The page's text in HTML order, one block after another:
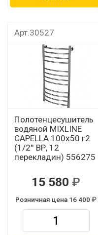
Арт.30527
Полотенцесушитель
водяной MIXLINE
CAPELLA 100х50 г2
(1/2'' ВР, 12
перекладин) 556275
15 580
Розничная цена 16 400